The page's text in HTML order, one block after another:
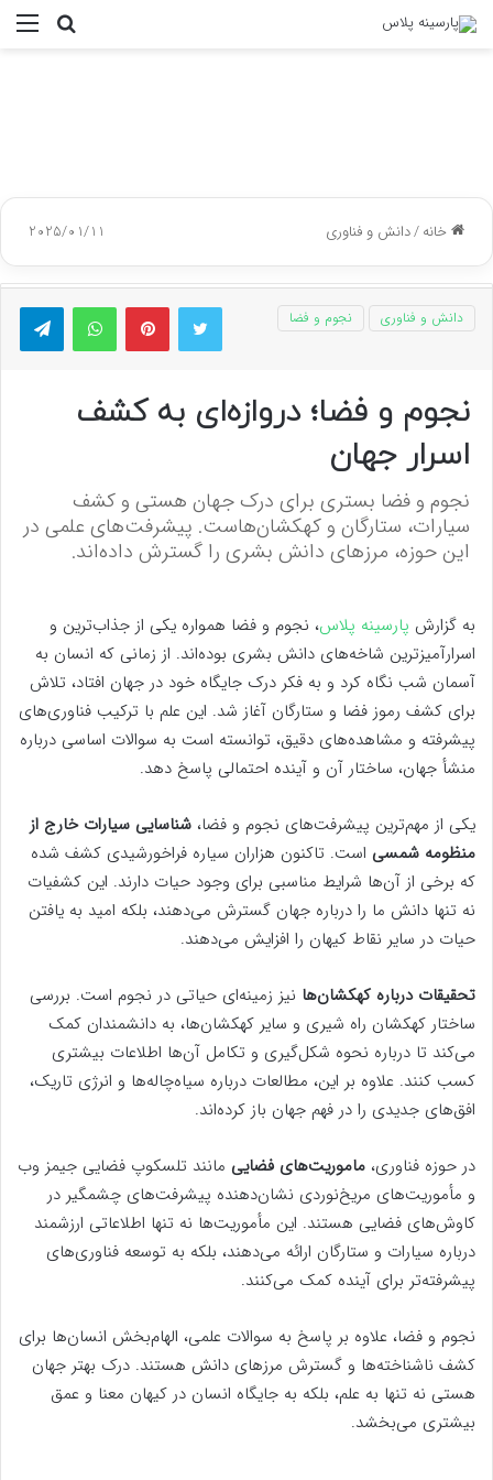
جستجو
خانه/دانش و فناوری 2025/01/11
توییتر پینتریستواتس آپ
دانش و فناوری نجوم و فضا
نجوم و فضا؛ دروازه‌ای به کشف
اسرار جهان
نجوم و فضا بستری برای درک جهان هستی و کشف
سیارات، ستارگان و کهکشان‌هاست. پیشرفت‌های علمی در
این حوزه، مرزهای دانش بشری را گسترش داده‌اند.
به گزارش پارسینه پلاس، نجوم و فضا همواره یکی از جذاب‌ترین و
اسرارآمیزترین شاخه‌های دانش بشری بوده‌اند. از زمانی که انسان به
آسمان شب نگاه کرد و به فکر درک جایگاه خود در جهان افتاد، تلاش
برای کشف رموز فضا و ستارگان آغاز شد. این علم با ترکیب فناوری‌های
پیشرفته و مشاهده‌های دقیق، توانسته است به سوالات اساسی درباره
منشأ جهان، ساختار آن و آینده احتمالی پاسخ دهد.
یکی از مهم‌ترین پیشرفت‌های نجوم و فضا، شناسایی سیارات خارج از
منظومه شمسی است. تاکنون هزاران سیاره فراخورشیدی کشف شده
که برخی از آن‌ها شرایط مناسبی برای وجود حیات دارند. این کشفیات
نه تنها دانش ما را درباره جهان گسترش می‌دهند، بلکه امید به یافتن
حیات در سایر نقاط کیهان را افزایش می‌دهند.
تحقیقات درباره کهکشان‌ها نیز زمینه‌ای حیاتی در نجوم است. بررسی
ساختار کهکشان راه شیری و سایر کهکشان‌ها، به دانشمندان کمک
می‌کند تا درباره نحوه شکل‌گیری و تکامل آن‌ها اطلاعات بیشتری
کسب کنند. علاوه بر این، مطالعات درباره سیاه‌چاله‌ها و انرژی تاریک،
افق‌های جدیدی را در فهم جهان باز کرده‌اند.
در حوزه فناوری، ماموریت‌های فضایی مانند تلسکوپ فضایی جیمز وب
و مأموریت‌های مریخ‌نوردی نشان‌دهنده پیشرفت‌های چشمگیر در
کاوش‌های فضایی هستند. این مأموریت‌ها نه تنها اطلاعاتی ارزشمند
درباره سیارات و ستارگان ارائه می‌دهند، بلکه به توسعه فناوری‌های
پیشرفته‌تر برای آینده کمک می‌کنند.
نجوم و فضا، علاوه بر پاسخ به سوالات علمی، الهام‌بخش انسان‌ها برای
کشف ناشناخته‌ها و گسترش مرزهای دانش هستند. درک بهتر جهان
هستی نه تنها به علم، بلکه به جایگاه انسان در کیهان معنا و عمق
بیشتری می‌بخشد.